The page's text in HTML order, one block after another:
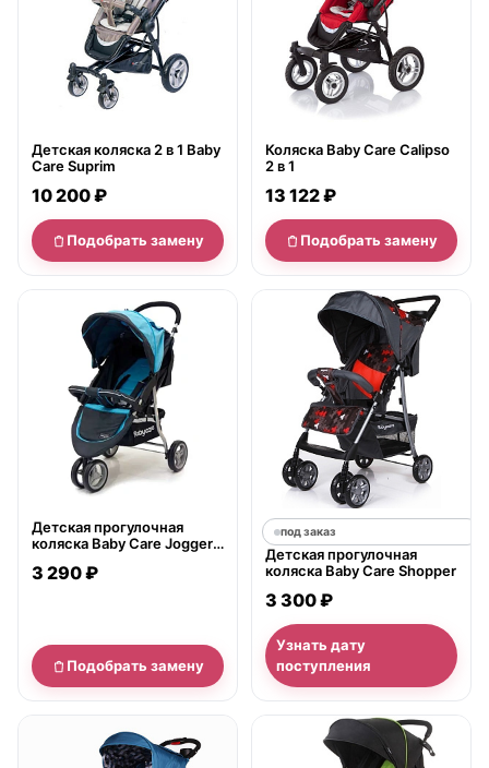
Детская коляска 2 в 1 Baby
Care Suprim
10 200 ₽
Подобрать замену
Коляска Baby Care Calipso
2 в 1
13 122 ₽
Подобрать замену
нет в продаже
Детская прогулочная
коляска Baby Care Jogger
3 290 ₽
Подобрать замену
под заказ
Детская прогулочная
коляска Baby Care Shopper
3 300 ₽
Узнать дату
поступления